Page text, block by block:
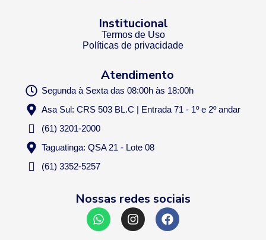
Institucional
Termos de Uso
Políticas de privacidade
Atendimento
Segunda à Sexta das 08:00h às 18:00h
Asa Sul: CRS 503 BL.C | Entrada 71 - 1º e 2º andar
(61) 3201-2000
Taguatinga: QSA 21 - Lote 08
(61) 3352-5257
Nossas redes sociais